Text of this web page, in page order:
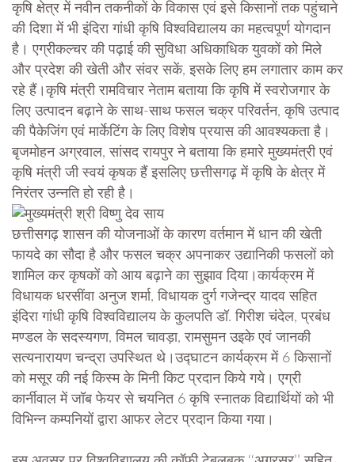
कृषि क्षेत्र में नवीन तकनीकों के विकास एवं इसे किसानों तक पहुंचाने
की दिशा में भी इंदिरा गांधी कृषि विश्वविद्यालय का महत्वपूर्ण योगदान
है। एग्रीकल्चर की पढ़ाई की सुविधा अधिकाधिक युवकों को मिले
और प्रदेश की खेती और संवर सकें, इसके लिए हम लगातार काम कर
रहे हैं।कृषि मंत्री रामविचार नेताम बताया कि कृषि में स्वरोजगार के
लिए उत्पादन बढ़ाने के साथ-साथ फसल चक्र परिवर्तन, कृषि उत्पाद
की पैकेजिंग एवं मार्केटिंग के लिए विशेष प्रयास की आवश्यकता है।
बृजमोहन अग्रवाल, सांसद रायपुर ने बताया कि हमारे मुख्यमंत्री एवं
कृषि मंत्री जी स्वयं कृषक हैं इसलिए छत्तीसगढ़ में कृषि के क्षेत्र में
निरंतर उन्नति हो रही है।
छत्तीसगढ़ शासन की योजनाओं के कारण वर्तमान में धान की खेती
फायदे का सौदा है और फसल चक्र अपनाकर उद्यानिकी फसलों को
शामिल कर कृषकों को आय बढ़ाने का सुझाव दिया।कार्यक्रम में
विधायक धरसींवा अनुज शर्मा, विधायक दुर्ग गजेन्द्र यादव सहित
इंदिरा गांधी कृषि विश्वविद्यालय के कुलपति डॉ. गिरीश चंदेल, प्रबंध
मण्डल के सदस्यगण, विमल चावड़ा, रामसुमन उइके एवं जानकी
सत्यनारायण चन्द्रा उपस्थित थे।उद्घाटन कार्यक्रम में 6 किसानों
को मसूर की नई किस्म के मिनी किट प्रदान किये गये। एग्री
कार्नीवाल में जॉब फेयर से चयनित 6 कृषि स्नातक विद्यार्थियों को भी
विभिन्न कम्पनियों द्वारा आफर लेटर प्रदान किया गया।